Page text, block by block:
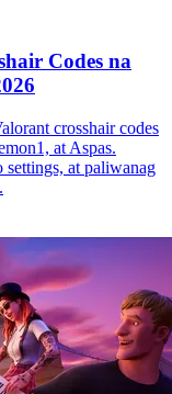
Codes na
crosshair codes
at Aspas.
settings, at paliwanag